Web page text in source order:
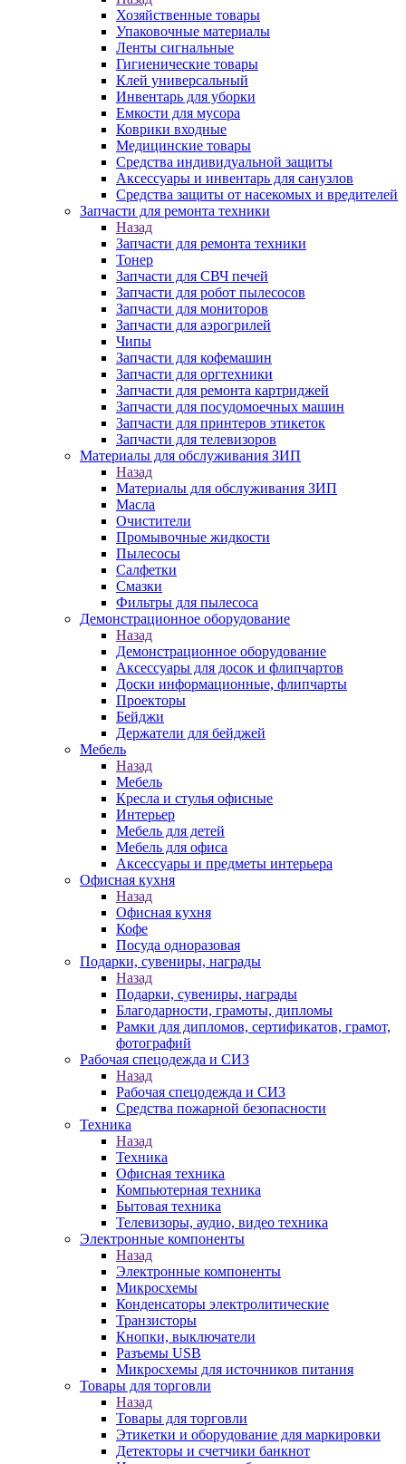
Хозяйственные товары
Упаковочные материалы
Ленты сигнальные
Гигиенические товары
Клей универсальный
Инвентарь для уборки
Емкости для мусора
Коврики входные
Медицинские товары
Средства индивидуальной защиты
Аксессуары и инвентарь для санузлов
Средства защиты от насекомых и вредителей
Запчасти для ремонта техники
Назад
Запчасти для ремонта техники
Тонер
Запчасти для СВЧ печей
Запчасти для робот пылесосов
Запчасти для мониторов
Запчасти для аэрогрилей
Чипы
Запчасти для кофемашин
Запчасти для оргтехники
Запчасти для ремонта картриджей
Запчасти для посудомоечных машин
Запчасти для принтеров этикеток
Запчасти для телевизоров
Материалы для обслуживания ЗИП
Назад
Материалы для обслуживания ЗИП
Масла
Очистители
Промывочные жидкости
Пылесосы
Салфетки
Смазки
Фильтры для пылесоса
Демонстрационное оборудование
Назад
Демонстрационное оборудование
Аксессуары для досок и флипчартов
Доски информационные, флипчарты
Проекторы
Бейджи
Держатели для бейджей
Мебель
Назад
Мебель
Кресла и стулья офисные
Интерьер
Мебель для детей
Мебель для офиса
Аксессуары и предметы интерьера
Офисная кухня
Назад
Офисная кухня
Кофе
Посуда одноразовая
Подарки, сувениры, награды
Назад
Подарки, сувениры, награды
Благодарности, грамоты, дипломы
Рамки для дипломов, сертификатов, грамот,
фотографий
Рабочая спецодежда и СИЗ
Назад
Рабочая спецодежда и СИЗ
Средства пожарной безопасности
Техника
Назад
Техника
Офисная техника
Компьютерная техника
Бытовая техника
Телевизоры, аудио, видео техника
Электронные компоненты
Назад
Электронные компоненты
Микросхемы
Конденсаторы электролитические
Транзисторы
Кнопки, выключатели
Разъемы USB
Микросхемы для источников питания
Товары для торговли
Назад
Товары для торговли
Этикетки и оборудование для маркировки
Детекторы и счетчики банкнот